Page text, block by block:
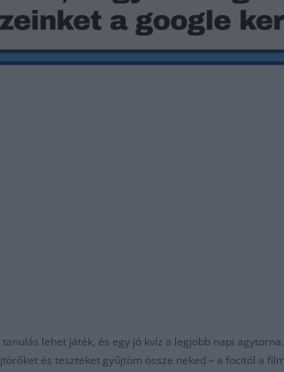
lehet játék, és egy jó kvíz a legjobb napi
és teszteket gyűjtöm össze neked – a focitól a